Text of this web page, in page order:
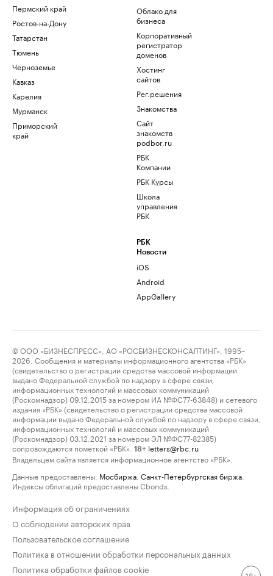
Пермский край
Ростов-на-Дону
Татарстан
Тюмень
Черноземье
Кавказ
Карелия
Мурманск
Приморский
край
Облако для
бизнеса
Корпоративный
регистратор
доменов
Хостинг
сайтов
Рег.решения
Знакомства
Сайт
знакомств
podbor.ru
РБК
Компании
РБК Курсы
Школа
управления
РБК
РБК
Новости
iOS
Android
AppGallery
© ООО «БИЗНЕСПРЕСС», АО «РОСБИЗНЕСКОНСАЛТИНГ», 1995–
2026. Сообщения и материалы информационного агентства «РБК»
(свидетельство о регистрации средства массовой информации
выдано Федеральной службой по надзору в сфере связи,
информационных технологий и массовых коммуникаций
(Роскомнадзор) 09.12.2015 за номером ИА №ФС77-63848) и сетевого
издания «РБК» (свидетельство о регистрации средства массовой
информации выдано Федеральной службой по надзору в сфере связи,
информационных технологий и массовых коммуникаций
(Роскомнадзор) 03.12.2021 за номером ЭЛ №ФС77-82385)
сопровождаются пометкой «РБК».
18+ letters@rbc.ru
Владельцем сайта является информационное агентство «РБК».
Данные предоставлены: Мосбиржа Санкт-Петербургская биржа
Индексы облигаций предоставлены Cbonds.
Информация об ограничениях
О соблюдении авторских прав
Пользовательское соглашение
Политика в отношении обработки персональных данных
Политика обработки файлов cookie